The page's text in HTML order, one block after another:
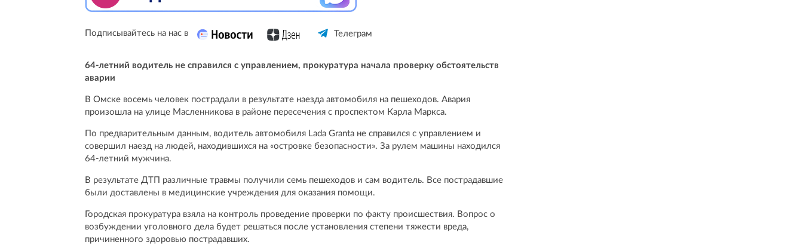
Подписывайтесь на нас в Телеграм
64-летний водитель не справился с управлением, прокуратура начала проверку обстоятельств
аварии
В Омске восемь человек пострадали в результате наезда автомобиля на пешеходов. Авария
произошла на улице Масленникова в районе пересечения с проспектом Карла Маркса.
По предварительным данным, водитель автомобиля Lada Granta не справился с управлением и
совершил наезд на людей, находившихся на «островке безопасности». За рулем машины находился
64-летний мужчина.
В результате ДТП различные травмы получили семь пешеходов и сам водитель. Все пострадавшие
были доставлены в медицинские учреждения для оказания помощи.
Городская прокуратура взяла на контроль проведение проверки по факту происшествия. Вопрос о
возбуждении уголовного дела будет решаться после установления степени тяжести вреда,
причиненного здоровью пострадавших.